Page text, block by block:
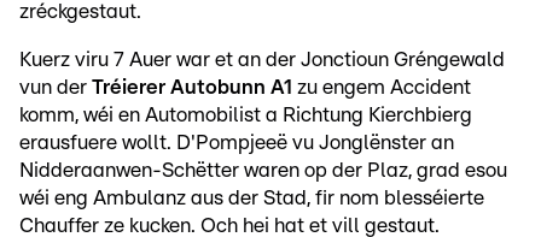
zréckgestaut.
Kuerz viru 7 Auer war et an der Jonctioun Gréngewald
vun der Tréierer Autobunn A1 zu engem Accident
komm, wéi en Automobilist a Richtung Kierchbierg
erausfuere wollt. D'Pompjeeë vu Jonglënster an
Nidderaanwen-Schëtter waren op der Plaz, grad esou
wéi eng Ambulanz aus der Stad, fir nom blesséierte
Chauffer ze kucken. Och hei hat et vill gestaut.